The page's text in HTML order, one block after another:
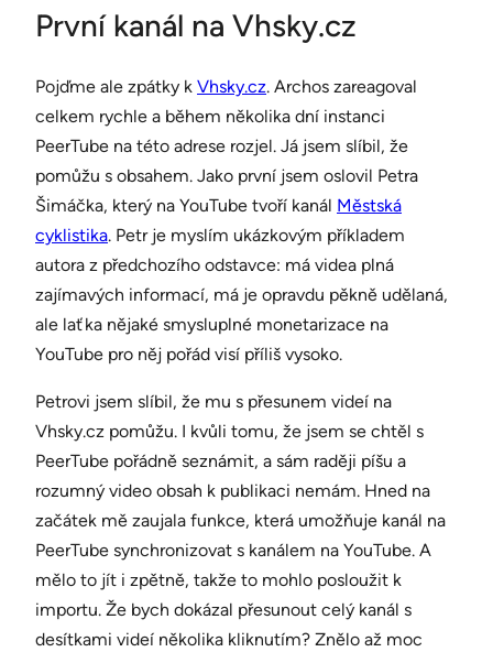
První kanál na Vhsky.cz
Pojďme ale zpátky k Vhsky.cz. Archos zareagoval
celkem rychle a během několika dní instanci
PeerTube na této adrese rozjel. Já jsem slíbil, že
pomůžu s obsahem. Jako první jsem oslovil Petra
Šimáčka, který na YouTube tvoří kanál Městská
cyklistika. Petr je myslím ukázkovým příkladem
autora z předchozího odstavce: má videa plná
zajímavých informací, má je opravdu pěkně udělaná,
ale laťka nějaké smysluplné monetarizace na
YouTube pro něj pořád visí příliš vysoko.
Petrovi jsem slíbil, že mu s přesunem videí na
Vhsky.cz pomůžu. I kvůli tomu, že jsem se chtěl s
PeerTube pořádně seznámit, a sám raději píšu a
rozumný video obsah k publikaci nemám. Hned na
začátek mě zaujala funkce, která umožňuje kanál na
PeerTube synchronizovat s kanálem na YouTube. A
mělo to jít i zpětně, takže to mohlo posloužit k
importu. Že bych dokázal přesunout celý kanál s
desítkami videí několika kliknutím? Znělo až moc